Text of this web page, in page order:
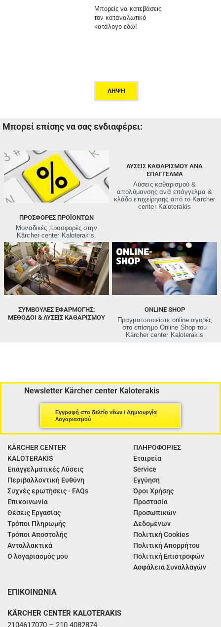
Μπορείς να κατεβάσεις
τον καταναλωτικό
κατάλογο εδώ!
ΛΗΨΗ
Μπορεί επίσης να σας ενδιαφέρει:
ΠΡΟΣΦΟΡΕΣ ΠΡΟΪΟΝΤΩΝ
Μοναδικές προσφορές στην
Kärcher center Kaloterakis.
ΛΥΣΕΙΣ ΚΑΘΑΡΙΣΜΟΥ ΑΝΑ
ΕΠΑΓΓΕΛΜΑ
Λύσεις καθαρισμού &
απολύμανσης ανά επάγγελμα &
κλάδο επιχείρησης από τo Karcher
center Kaloterakis
ΣΥΜΒΟΥΛΕΣ ΕΦΑΡΜΟΓΗΣ:
ΜΈΘΟΔΟΙ & ΛΎΣΕΙΣ ΚΑΘΑΡΙΣΜΟΎ
ONLINE SHOP
Πραγματοποιείστε online αγορές
στο επίσημο Online Shop του
Kärcher center Kaloterakis
Newsletter Kärcher center Kaloterakis
Εγγραφή στο δελτίο νέων / Δημιουργία
Λογαριασμού
KÄRCHER CENTER
KALOTERAKIS
Επαγγελματικές Λύσεις
Περιβαλλοντική Ευθύνη
Συχνές ερωτήσεις - FAQs
Επικοινωνία
Θέσεις Εργασίας
Τρόποι Πληρωμής
Τρόποι Αποστολής
Ανταλλακτικά
Ο λογαριασμός μου
ΠΛΗΡΟΦΟΡΙΕΣ
Εταιρεία
Service
Εγγύηση
Όροι Χρήσης
Προστασία
Προσωπικών
Δεδομένων
Πολιτική Cookies
Πολιτική Απορρήτου
Πολιτική Επιστροφών
Ασφάλεια Συναλλαγών
ΕΠΙΚΟΙΝΩΝΙΑ
KÄRCHER CENTER KALOTERAKIS
2104617070 – 210 4082874